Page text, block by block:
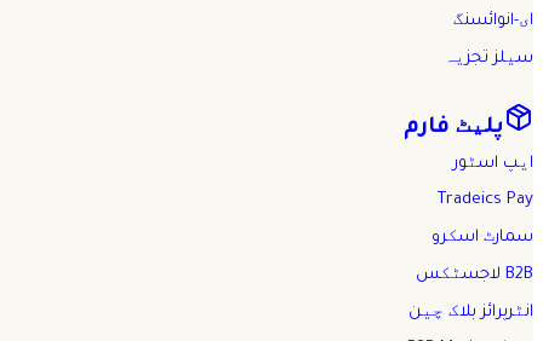
ای-انوائسنگ
سیلز تجزیہ
پلیٹ فارم
ایپ اسٹور
Tradeics Pay
سمارٹ اسکرو
B2B لاجسٹکس
انٹرپرائز بلاک چین